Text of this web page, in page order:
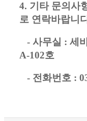
4. 기타 문의사
로 연락바랍니
- 사무실 : 세
A-102호
- 전화번호 :